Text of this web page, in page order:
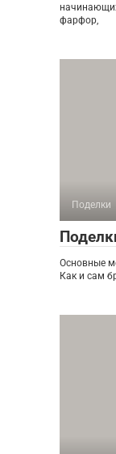
фарфор,
Поделки
Основные
Как и сам